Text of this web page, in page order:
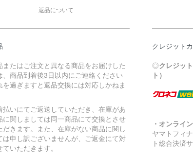
返品について
またはご注文と異なる商品をお届けした
、商品到着後3日以内にご連絡ください
を過ぎますと返品交換には対応しかねま
払いにてご返送していただき、在庫があ
に関しましては同一商品にて交換とさせ
だきます。また、在庫がない商品に関し
は申し訳ございませんが、ご返金にて対
ていただきます。
クレジット
◎クレジッ
ト）
・オンライ
ヤマトフィ
ト総合決済